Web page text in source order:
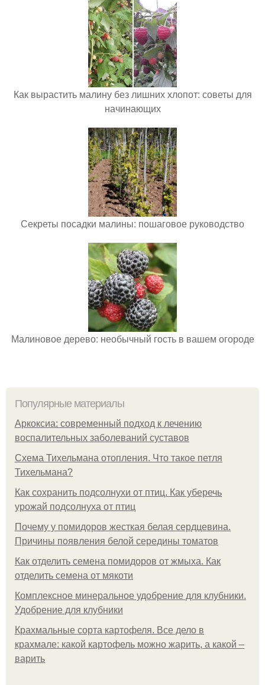
Как вырастить малину без лишних хлопот: советы для
начинающих
Секреты посадки малины: пошаговое руководство
Малиновое дерево: необычный гость в вашем огороде
Популярные материалы
Аркоксиа: современный подход к лечению
воспалительных заболеваний суставов
Схема Тихельмана отопления. Что такое петля
Тихельмана?
Как сохранить подсолнухи от птиц. Как уберечь
урожай подсолнуха от птиц
Почему у помидоров жесткая белая сердцевина.
Причины появления белой середины томатов
Как отделить семена помидоров от жмыха. Как
отделить семена от мякоти
Комплексное минеральное удобрение для клубники.
Удобрение для клубники
Крахмальные сорта картофеля. Все дело в
крахмале: какой картофель можно жарить, а какой –
варить